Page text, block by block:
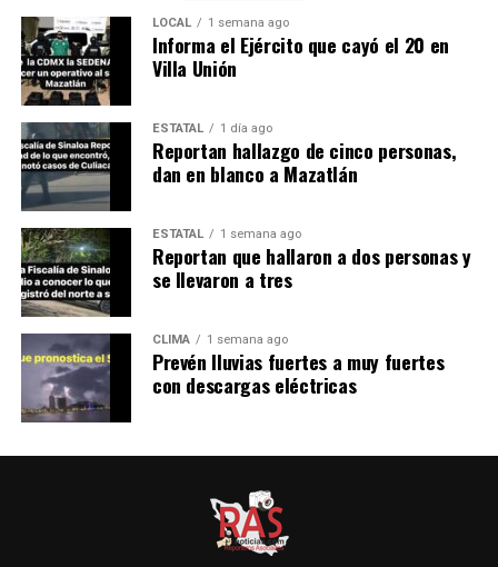
LOCAL 1 semana ago
Informa el Ejército que cayó el 20 en
Villa Unión
ESTATAL 1 día ago
Reportan hallazgo de cinco personas,
dan en blanco a Mazatlán
ESTATAL 1 semana ago
Reportan que hallaron a dos personas y
se llevaron a tres
CLIMA 1 semana ago
Prevén lluvias fuertes a muy fuertes
con descargas eléctricas